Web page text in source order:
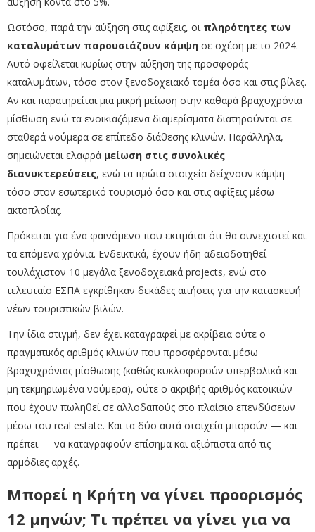
Ωστόσο, παρά την αύξηση στις αφίξεις, οι πληρότητες των
καταλυμάτων παρουσιάζουν κάμψη σε σχέση με το 2024.
Αυτό οφείλεται κυρίως στην αύξηση της προσφοράς
καταλυμάτων, τόσο στον ξενοδοχειακό τομέα όσο και στις βίλες.
Αν και παρατηρείται μια μικρή μείωση στην καθαρά βραχυχρόνια
μίσθωση ενώ τα ενοικιαζόμενα διαμερίσματα διατηρούνται σε
σταθερά νούμερα σε επίπεδο διάθεσης κλινών. Παράλληλα,
σημειώνεται ελαφρά μείωση στις συνολικές
διανυκτερεύσεις, ενώ τα πρώτα στοιχεία δείχνουν κάμψη
τόσο στον εσωτερικό τουρισμό όσο και στις αφίξεις μέσω
ακτοπλοΐας.
Πρόκειται για ένα φαινόμενο που εκτιμάται ότι θα συνεχιστεί και
τα επόμενα χρόνια. Ενδεικτικά, έχουν ήδη αδειοδοτηθεί
τουλάχιστον 10 μεγάλα ξενοδοχειακά projects, ενώ στο
τελευταίο ΕΣΠΑ εγκρίθηκαν δεκάδες αιτήσεις για την κατασκευή
νέων τουριστικών βιλών.
Την ίδια στιγμή, δεν έχει καταγραφεί με ακρίβεια ούτε ο
πραγματικός αριθμός κλινών που προσφέρονται μέσω
βραχυχρόνιας μίσθωσης (καθώς κυκλοφορούν υπερβολικά και
μη τεκμηριωμένα νούμερα), ούτε ο ακριβής αριθμός κατοικιών
που έχουν πωληθεί σε αλλοδαπούς στο πλαίσιο επενδύσεων
μέσω του real estate. Και τα δύο αυτά στοιχεία μπορούν — και
πρέπει — να καταγραφούν επίσημα και αξιόπιστα από τις
αρμόδιες αρχές.
Μπορεί η Κρήτη να γίνει προορισμός
12 μηνών; Τι πρέπει να γίνει για να